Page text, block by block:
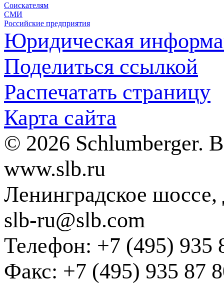
Соискателям
СМИ
Российские предприятия
Юридическая
Поделиться ссылкой
Распечатать страницу
Карта сайта
© 2026 Schlumberger.
www.slb.ru
Ленинградское
slb-ru@slb.com
Телефон: +7 (495) 935
Факс: +7 (495) 935 87